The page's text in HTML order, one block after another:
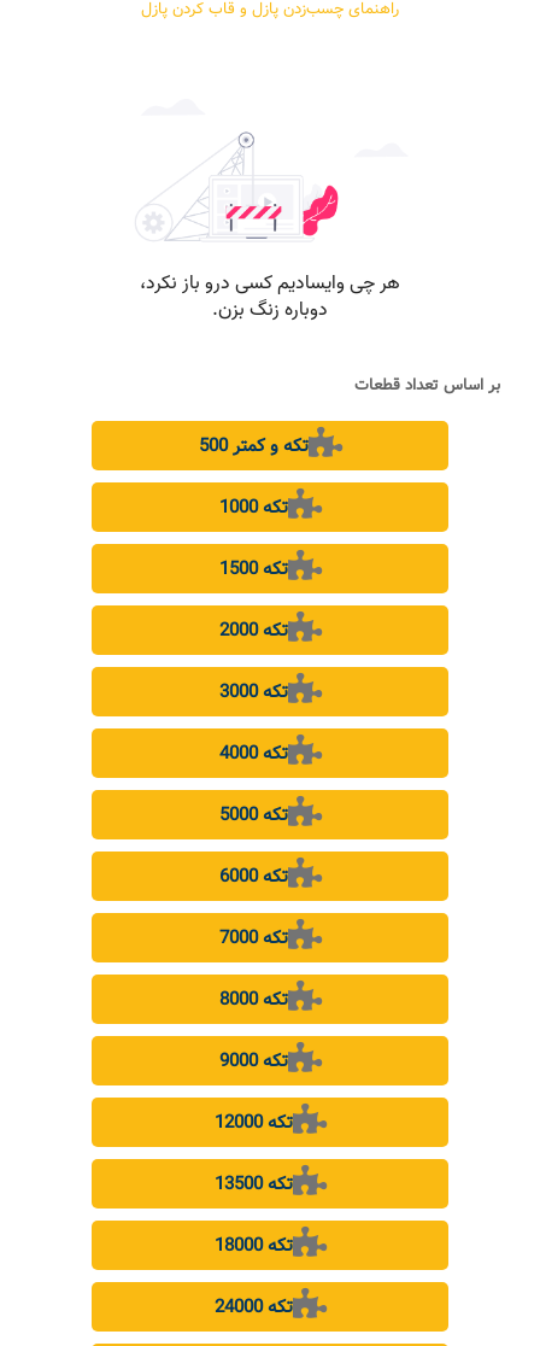
راهنمای چسب‌زدن پازل و قاب کردن پازل
بر اساس تعداد قطعات
500 تکه و کمتر
1000 تکه
1500 تکه
2000 تکه
3000 تکه
4000 تکه
5000 تکه
6000 تکه
7000 تکه
8000 تکه
9000 تکه
12000 تکه
13500 تکه
18000 تکه
24000 تکه